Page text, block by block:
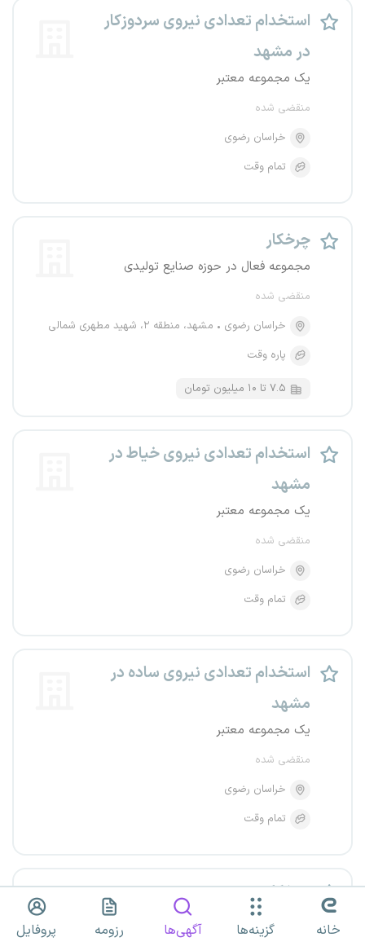
استخدام تعدادی نیروی سردوزکار
در مشهد
یک مجموعه معتبر
منقضی شده
خراسان رضوی
تمام وقت
چرخکار
مجموعه فعال در حوزه صنایع تولیدی
منقضی شده
خراسان رضوی
مشهد، منطقه ۲، شهید مطهری شمالی
پاره وقت
۷.۵ تا ۱۰ میلیون تومان
استخدام تعدادی نیروی خیاط در
مشهد
یک مجموعه معتبر
منقضی شده
خراسان رضوی
تمام وقت
استخدام تعدادی نیروی ساده در
مشهد
یک مجموعه معتبر
منقضی شده
خراسان رضوی
تمام وقت
چرخکار
یک مجموعه معتبر
خانه گزینه‌ها آگهی‌ها رزومه پروفایل